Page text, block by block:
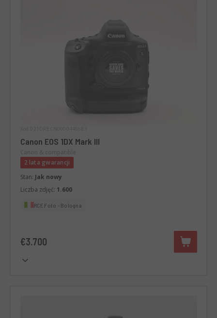
Canon EOS 1DX Mark III
2 lata gwarancji
Stan: Jak nowy
Liczba zdjęć: 1.600
RCE Foto - Bologna
€3.700